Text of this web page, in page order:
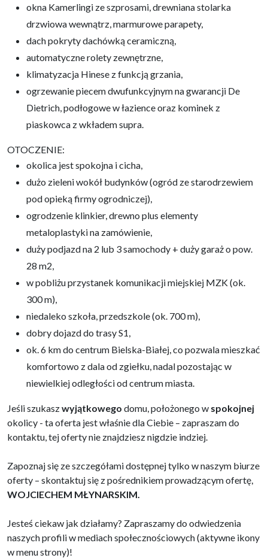
okna Kamerlingi ze szprosami, drewniana stolarka
drzwiowa wewnątrz, marmurowe parapety,
dach pokryty dachówką ceramiczną,
automatyczne rolety zewnętrzne,
klimatyzacja Hinese z funkcją grzania,
ogrzewanie piecem dwufunkcyjnym na gwarancji De
Dietrich, podłogowe w łazience oraz kominek z
piaskowca z wkładem supra.
OTOCZENIE:
okolica jest spokojna i cicha,
dużo zieleni wokół budynków (ogród ze starodrzewiem
pod opieką firmy ogrodniczej),
ogrodzenie klinkier, drewno plus elementy
metaloplastyki na zamówienie,
duży podjazd na 2 lub 3 samochody + duży garaż o pow.
28 m2,
w pobliżu przystanek komunikacji miejskiej MZK (ok.
300 m),
niedaleko szkoła, przedszkole (ok. 700 m),
dobry dojazd do trasy S1,
ok. 6 km do centrum Bielska-Białej, co pozwala mieszkać
komfortowo z dala od zgiełku, nadal pozostając w
niewielkiej odległości od centrum miasta.
Jeśli szukaszwyjątkowego domu, położonego w spokojnej
okolicy - ta oferta jest właśnie dla Ciebie – zapraszam do
kontaktu, tej oferty nie znajdziesz nigdzie indziej.
Zapoznaj się ze szczegółami dostępnej tylko w naszym biurze
oferty – skontaktuj się z pośrednikiem prowadzącym ofertę,
WOJCIECHEM MŁYNARSKIM.
Jesteś ciekaw jak działamy? Zapraszamy do odwiedzenia
naszych profili w mediach społecznościowych (aktywne ikony
w menu strony)!